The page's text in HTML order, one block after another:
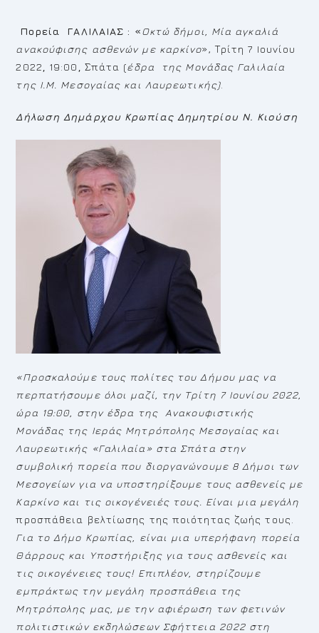
Πορεία ΓΑΛΙΛΑΙΑΣ : «Οκτώ δήμοι, Μία αγκαλιά
ανακούφισης ασθενών με καρκίνο», Τρίτη 7 Ioυνίου
2022
19:00 Σπάτα (έδρα της Μονάδας Γαλιλαία
της Ι.Μ. Μεσογαίας και Λαυρεωτικής).
Δήλωση Δημάρχου Κρωπίας Δημητρίου Ν. Κιούση
«Προσκαλούμε τους πολίτες του Δήμου μας να
περπατήσουμε όλοι μαζί, την Τρίτη 7 Ιουνίου 2022,
ώρα 19:00, στην έδρα της Ανακουφιστικής
Μονάδας της Ιεράς Μητρόπολης Μεσογαίας και
Λαυρεωτικής «Γαλιλαία» στα Σπάτα στην
συμβολική πορεία που διοργανώνουμε 8 Δήμοι των
Μεσογείων για να υποστηρίξουμε τους ασθενείς με
Καρκίνο και τις οικογένειές τους. Είναι μια μεγάλη
προσπάθεια βελτίωσης της ποιότητας ζωής τους.
Για το Δήμο Κρωπίας, είναι μια υπερήφανη πορεία
Θάρρους και Υποστήριξης για τους ασθενείς και
τις οικογένειες τους! Επιπλέον, στηρίζουμε
εμπράκτως την μεγάλη προσπάθεια της
Μητρόπολης μας, με την αφιέρωση των φετινών
πολιτιστικών εκδηλώσεων Σφήττεια 2022 στη